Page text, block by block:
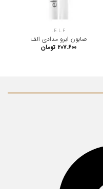
E.L.F.
صابون ابرو مدادی الف
۲۰۷.۶۰۰ تومان